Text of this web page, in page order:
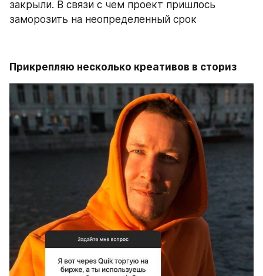
закрыли. В связи с чем проект пришлось
заморозить на неопределенный срок
Прикрепляю несколько креативов в сториз